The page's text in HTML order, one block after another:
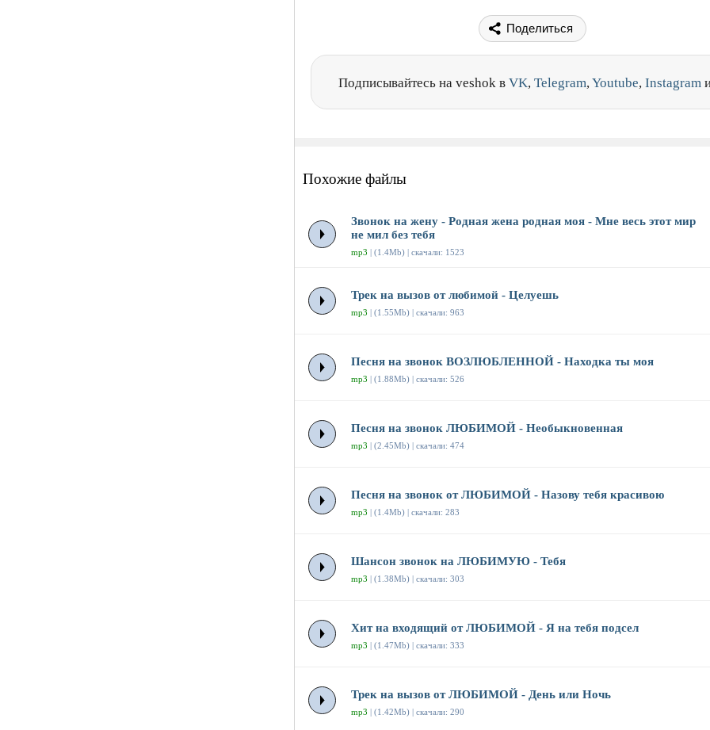
Поделиться
Подписывайтесь на veshok в VK, Telegram,Youtube, Instagram
Похожие файлы
Звонок на жену - Родная жена родная моя - Мне весь этот мир
не мил без тебя
mp3 | (1.4Mb) | скачали: 1523
Трек на вызов от любимой - Целуешь
mp3 | (1.55Mb) | скачали: 963
Песня на звонок ВОЗЛЮБЛЕННОЙ - Находка ты моя
mp3 | (1.88Mb) | скачали: 526
Песня на звонок ЛЮБИМОЙ - Необыкновенная
mp3 | (2.45Mb) | скачали: 474
Песня на звонок от ЛЮБИМОЙ - Назову тебя красивою
mp3 | (1.4Mb) | скачали: 283
Шансон звонок на ЛЮБИМУЮ - Тебя
mp3 | (1.38Mb) | скачали: 303
Хит на входящий от ЛЮБИМОЙ - Я на тебя подсел
mp3 | (1.47Mb) | скачали: 333
Трек на вызов от ЛЮБИМОЙ - День или Ночь
mp3 | (1.42Mb) | скачали: 290